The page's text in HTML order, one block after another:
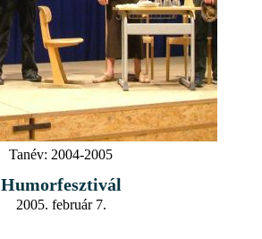
Tanév: 2004-2005
Humorfesztivál
2005. február 7.